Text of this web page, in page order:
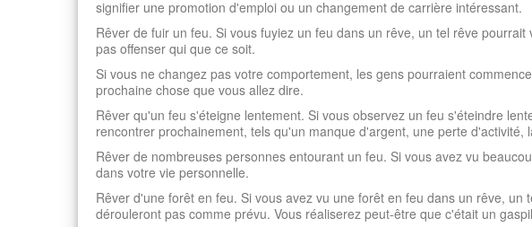
signifier une promotion d'emploi ou un changement de carrière intéressant.
Rêver de fuir un feu. Si vous fuyiez un feu dans un rêve, un tel rêve
pas offenser qui que ce soit.
Si vous ne changez pas votre comportement, les gens pourraient
prochaine chose que vous allez dire.
Rêver qu'un feu s'éteigne lentement. Si vous observez un feu s'éteindre
rencontrer prochainement, tels qu'un manque d'argent, une perte
Rêver de nombreuses personnes entourant un feu. Si vous avez vu
dans votre vie personnelle.
Rêver d'une forêt en feu. Si vous avez vu une forêt en feu dans un rêve,
dérouleront pas comme prévu. Vous réaliserez peut-être que c'était un